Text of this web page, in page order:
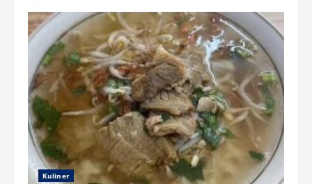
Kuliner